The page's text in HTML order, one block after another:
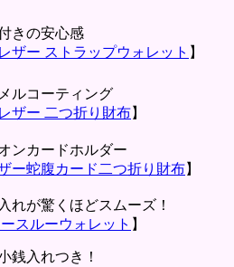
きの安心感
ザー ストラップウォレット 】
ルコーティング
ザー 二つ折り財布】
ンカードホルダー
ー蛇腹カード二つ折り財布】
れが驚くほどスムーズ！
スルーウォレット 】
銭入れつき！